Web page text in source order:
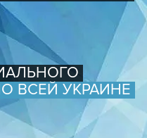
ВСЕЙ УКРАИНЕ